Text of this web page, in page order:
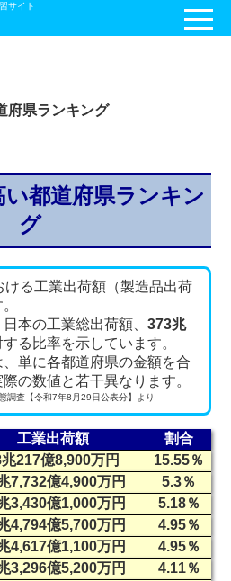
サイト
府県ランキング
都道府県ランキン
グ
ける工業出荷額（製造品出荷
本の工業総出荷額、 373兆
する比率を示しています。
単に各都道府県の金額を合
の数値と若干異なります。
査【令和7年8月29日公表分】より
工業出荷額
割合
217億8,900万円
15.55％
7,732億4,900万円
5.3％
3,430億1,000万円
5.18％
4,794億5,700万円
4.95％
4,617億1,100万円
4.95％
3,296億5,200万円
4.11％